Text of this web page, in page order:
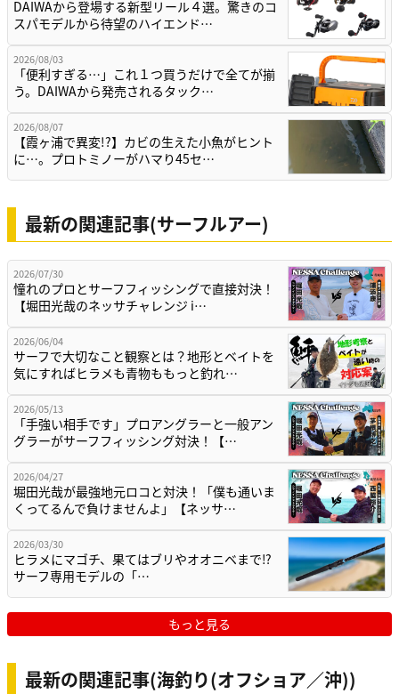
DAIWAから登場する新型リール４選。驚きのコ
スパモデルから待望のハイエンド…
2026/08/03
「便利すぎる…」これ１つ買うだけで全てが揃
う。DAIWAから発売されるタック…
2026/08/07
【霞ヶ浦で異変!?】カビの生えた小魚がヒント
に…。プロトミノーがハマり45セ…
最新の関連記事(サーフルアー)
2026/07/30
憧れのプロとサーフフィッシングで直接対決！
【堀田光哉のネッサチャレンジ i…
2026/06/04
サーフで大切なこと観察とは？地形とベイトを
気にすればヒラメも青物ももっと釣れ…
2026/05/13
「手強い相手です」プロアングラーと一般アン
グラーがサーフフィッシング対決！【…
2026/04/27
堀田光哉が最強地元ロコと対決！「僕も通いま
くってるんで負けませんよ」【ネッサ…
2026/03/30
ヒラメにマゴチ、果てはブリやオオニベまで⁉
サーフ専用モデルの「…
もっと見る
最新の関連記事(海釣り(オフショア／沖))